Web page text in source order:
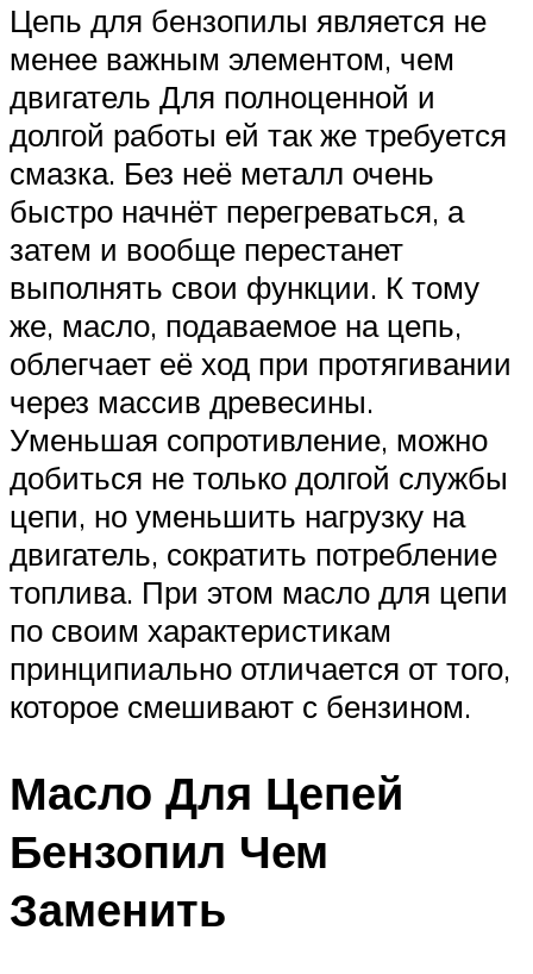
Цепь для бензопилы является не
менее важным элементом, чем
двигатель Для полноценной и
долгой работы ей так же требуется
смазка. Без неё металл очень
быстро начнёт перегреваться, а
затем и вообще перестанет
выполнять свои функции. К тому
же, масло, подаваемое на цепь,
облегчает её ход при протягивании
через массив древесины.
Уменьшая сопротивление, можно
добиться не только долгой службы
цепи, но уменьшить нагрузку на
двигатель, сократить потребление
топлива. При этом масло для цепи
по своим характеристикам
принципиально отличается от того,
которое смешивают с бензином.
Масло Для Цепей
Бензопил Чем
Заменить